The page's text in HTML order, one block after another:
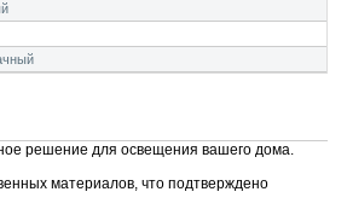
решение для освещения вашего дома.
материалов, что подтверждено